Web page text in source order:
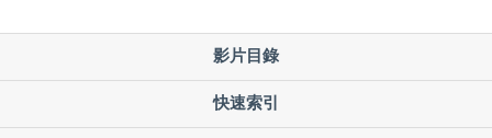
影片目錄
快速索引